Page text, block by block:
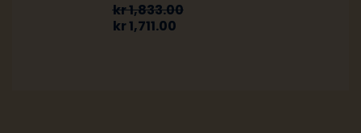
kr1,833.00
kr1,711.00